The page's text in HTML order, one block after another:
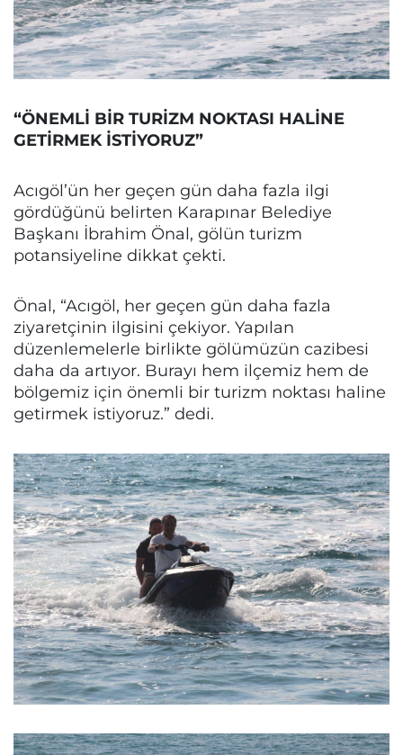
“ÖNEMLİ BİR TURİZM NOKTASI HALİNE
GETİRMEK İSTİYORUZ”
Acıgöl’ün her geçen gün daha fazla ilgi
gördüğünü belirten Karapınar Belediye
Başkanı İbrahim Önal, gölün turizm
potansiyeline dikkat çekti.
Önal, “Acıgöl, her geçen gün daha fazla
ziyaretçinin ilgisini çekiyor. Yapılan
düzenlemelerle birlikte gölümüzün cazibesi
daha da artıyor. Burayı hem ilçemiz hem de
bölgemiz için önemli bir turizm noktası haline
getirmek istiyoruz.” dedi.